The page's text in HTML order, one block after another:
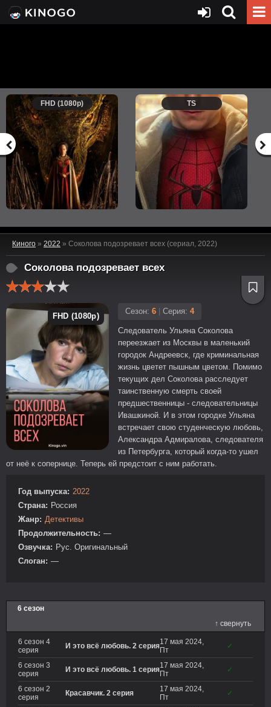
FHD (1080p) TS
Киного » 2022 » Соколова подозревает всех (сериал, 2022)
Соколова подозревает всех
FHD (1080p)
Сезон: 6 Серия: 4
Следователь Ульяна Соколова
переезжает из Москвы в маленький
городок Андреевск, где криминальная
жизнь цветет пышным цветом. Помимо
текущих дел Соколова расследует
таинственную смерть своей
предшественницы - следовательницы
Ивашкиной. И в этом городке Ульяна
встречает свою студенческую любовь,
Александра Адмиралова, следователя
из Петербурга, который когда-то ушел
от неё к сопернице. Теперь ей предстоит с ним работать.
Год выпуска: 2022
Страна: Россия
Жанр: Детективы
Продолжительность: —
Озвучка: Рус. Оригинальный
Слоган: —
6 сезон
↑ свернуть
6 сезон 4
серия
И это всё любовь. 2 серия17 мая 2024,
Пт
✓
6 сезон 3
серия
И это всё любовь. 1 серия17 мая 2024,
Пт
✓
6 сезон 2
серия
Красавчик. 2 серия
17 мая 2024,
Пт
✓